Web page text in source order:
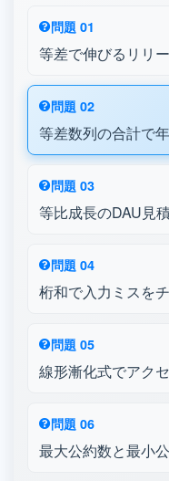
問題 01
等差で伸びるリリ
問題 02
等差数列の合計で
問題 03
等比成長のDAU見
問題 04
桁和で入力ミスを
問題 05
線形漸化式でアク
問題 06
最大公約数と最小